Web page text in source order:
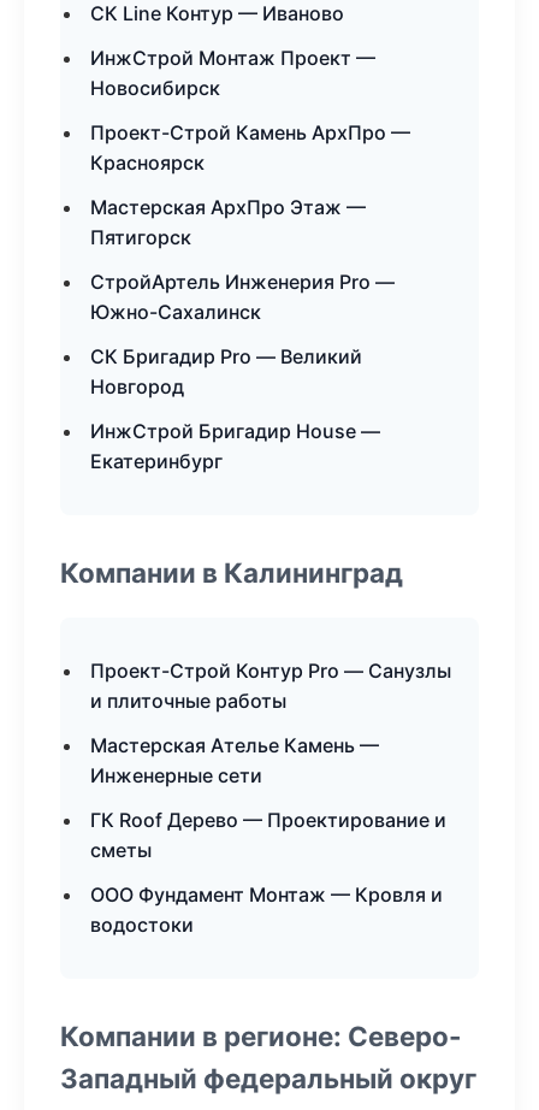
СК Line Контур — Иваново
ИнжСтрой Монтаж Проект —
Новосибирск
Проект-Строй Камень АрхПро —
Красноярск
Мастерская АрхПро Этаж —
Пятигорск
СтройАртель Инженерия Pro —
Южно-Сахалинск
СК Бригадир Pro — Великий
Новгород
ИнжСтрой Бригадир House —
Екатеринбург
Компании в Калининград
Проект-Строй Контур Pro — Санузлы
и плиточные работы
Мастерская Ателье Камень —
Инженерные сети
ГК Roof Дерево — Проектирование и
сметы
ООО Фундамент Монтаж — Кровля и
водостоки
Компании в регионе: Северо-
Западный федеральный округ